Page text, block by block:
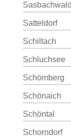
Satteldorf
Schiltach
Schluchsee
Schömberg
Schönaich
Schöntal
Schorndorf